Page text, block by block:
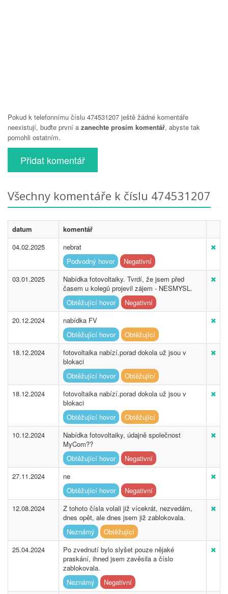
Pokud k telefonnímu číslu 474531207 ještě žádné komentáře
neexistují, buďte první a zanechte prosím komentář, abyste tak
pomohli ostatním.
Přidat komentář
Všechny komentáře k číslu 474531207
datum
komentář
04.02.2025
nebrat
Podvodný hovor
Negativní
03.01.2025
Nabídka fotovoltaiky. Tvrdí, že jsem před
časem u kolegů projevil zájem - NESMYSL.
Obtěžující hovor
Negativní
20.12.2024
nabídka FV
Obtěžující hovor
Obtěžující
18.12.2024
fotovoltaika nabízí.porad dokola už jsou v
blokaci
Obtěžující hovor
Obtěžující
18.12.2024
fotovoltaika nabízí.porad dokola už jsou v
blokaci
Obtěžující hovor
Obtěžující
10.12.2024
Nabídka fotovoltaiky, údajně společnost
MyCom??
Obtěžující hovor
Negativní
27.11.2024
ne
Obtěžující hovor
Negativní
12.08.2024
Z tohoto čísla volali již vícekrát, nezvedám,
dnes opět, ale dnes jsem již zablokovala.
Neznámý
Obtěžující
25.04.2024
Po zvednutí bylo slyšet pouze nějaké
praskání, ihned jsem zavěsila a číslo
zablokovala.
Neznámý
Negativní